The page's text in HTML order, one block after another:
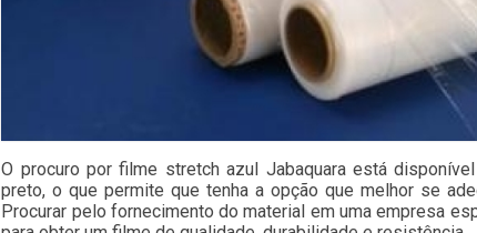
O procuro por filme stretch azul Jabaquara está
preto, o que permite que tenha a opção que melhor se
Procurar pelo fornecimento do material em uma empresa